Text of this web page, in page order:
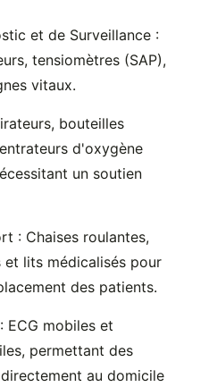
et de Surveillance :
tensiomètres (SAP),
vitaux.
bouteilles
d'oxygène
un soutien
: Chaises roulantes,
et lits médicalisés pour
des patients.
ECG mobiles et
permettant des
au domicile